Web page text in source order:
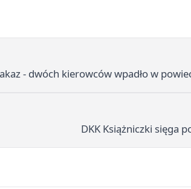
- dwóch kierowców wpadło w
DKK Książniczki sięga